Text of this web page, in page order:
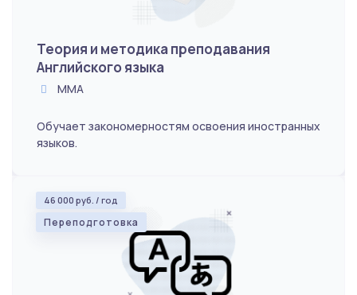
Теория и методика преподавания
Английского языка
ММА
Обучает закономерностям освоения иностранных
языков.
46 000 руб. / год
Переподготовка